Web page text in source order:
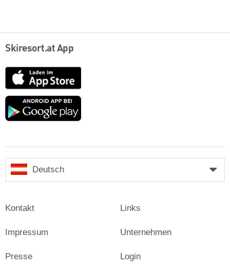
Skiresort.at App
App
Store
Google
Deutsch
Kontakt
Impressum
Presse
Links
Unternehmen
Login